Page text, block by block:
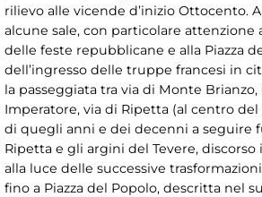
rilievo alle vicende d’inizio Ottocento.
alcune sale, con particolare attenzione
delle feste repubblicane e alla Piazza
dell’ingresso delle truppe francesi in
la passeggiata tra via di Monte
Imperatore, via di Ripetta (al centro
di quegli anni e dei decenni a seguire
Ripetta e gli argini del Tevere,
alla luce delle successive
fino a Piazza del Popolo, descritta nel